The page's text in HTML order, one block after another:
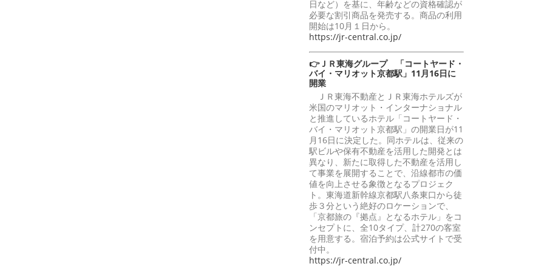
日など）を基に、年齢などの資格確認が
必要な割引商品を発売する。商品の利用
開始は10月１日から。
https://jr-central.co.jp/
👉ＪＲ東海グループ 「コートヤード・
バイ・マリオット京都駅」11月16日に
開業
ＪＲ東海不動産とＪＲ東海ホテルズが
米国のマリオット・インターナショナル
と推進しているホテル「コートヤード・
バイ・マリオット京都駅」の開業日が11
月16日に決定した。同ホテルは、従来の
駅ビルや保有不動産を活用した開発とは
異なり、新たに取得した不動産を活用し
て事業を展開することで、沿線都市の価
値を向上させる象徴となるプロジェク
ト。東海道新幹線京都駅八条東口から徒
歩３分という絶好のロケーションで、
「京都旅の『拠点』となるホテル」をコ
ンセプトに、全10タイプ、計270の客室
を用意する。宿泊予約は公式サイトで受
付中。
https://jr-central.co.jp/